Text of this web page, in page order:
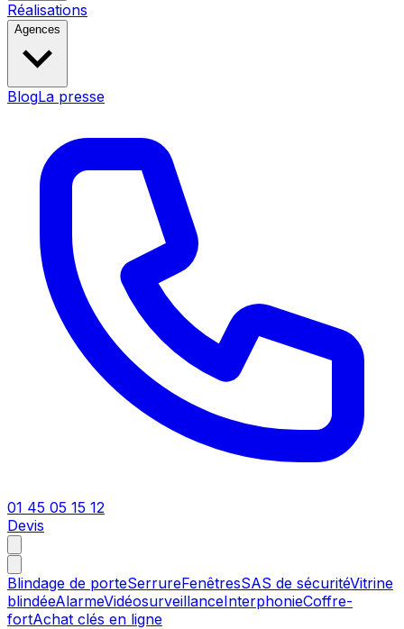
Réalisations
Agences
BlogLa presse
01 45 05 15 12
Devis
Blindage de porteSerrureFenêtresSAS de sécuritéVitrine
blindéeAlarmeVidéosurveillanceInterphonieCoffre-
fortAchat clés en ligne